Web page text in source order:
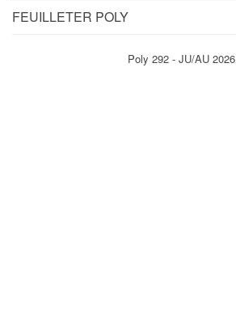
FEUILLETER POLY
Poly 292 - JU/AU 2026